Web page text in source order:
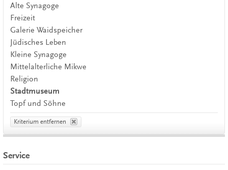
Alte Synagoge
Freizeit
Galerie Waidspeicher
Jüdisches Leben
Kleine Synagoge
Mittelalterliche Mikwe
Religion
Stadtmuseum
Topf und Söhne
Kriterium entfernen
Service